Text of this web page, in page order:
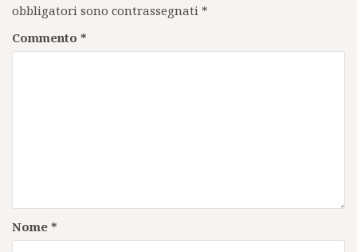
obbligatori sono contrassegnati *
Commento *
Nome *